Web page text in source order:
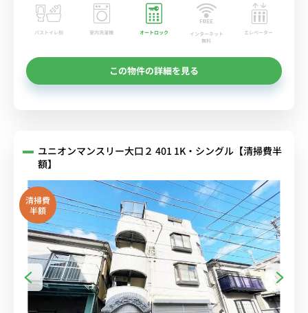
バストイレ別 室内洗濯機 オートロック
インターネット
無料
エレベーター
この物件の詳細を見る
ユニオンマンスリー大口２ 401 1K・シングル【清掃費半
額】
清掃費
半額